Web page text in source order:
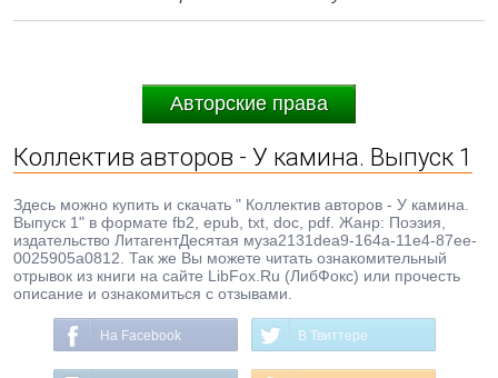
Авторские права
Коллектив авторов - У камина. Выпуск 1
Здесь можно купить и скачать " Коллектив авторов - У камина.
Выпуск 1" в формате fb2, epub, txt, doc, pdf. Жанр: Поэзия,
издательство ЛитагентДесятая муза2131dea9-164a-11e4-87ee-
0025905a0812. Так же Вы можете читать ознакомительный
отрывок из книги на сайте LibFox.Ru (ЛибФокс) или прочесть
описание и ознакомиться с отзывами.
На Facebook В Твиттере